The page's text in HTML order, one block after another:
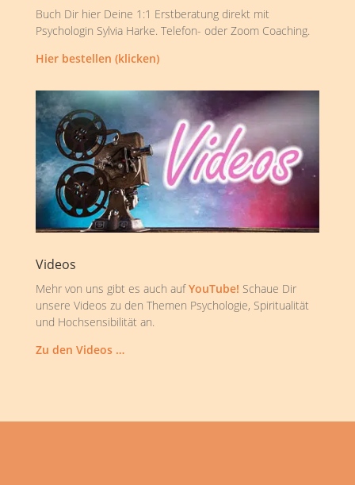
Buch Dir hier Deine 1:1 Erstberatung direkt mit
Psychologin Sylvia Harke. Telefon- oder Zoom Coaching.
Hier bestellen (klicken)
Videos
Mehr von uns gibt es auch aufYouTube! Schaue Dir
unsere Videos zu den Themen Psychologie, Spiritualität
und Hochsensibilität an.
Zu den Videos …